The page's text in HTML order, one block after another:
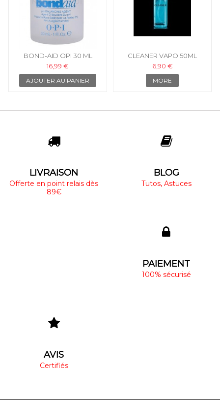
BOND-AID OPI 30 ML
16,99 €
AJOUTER AU PANIER
CLEANER VAPO 50ML
6,90 €
MORE
LIVRAISON
Offerte en point relais dès
89€
BLOG
Tutos, Astuces
PAIEMENT
100% sécurisé
AVIS
Certifiés